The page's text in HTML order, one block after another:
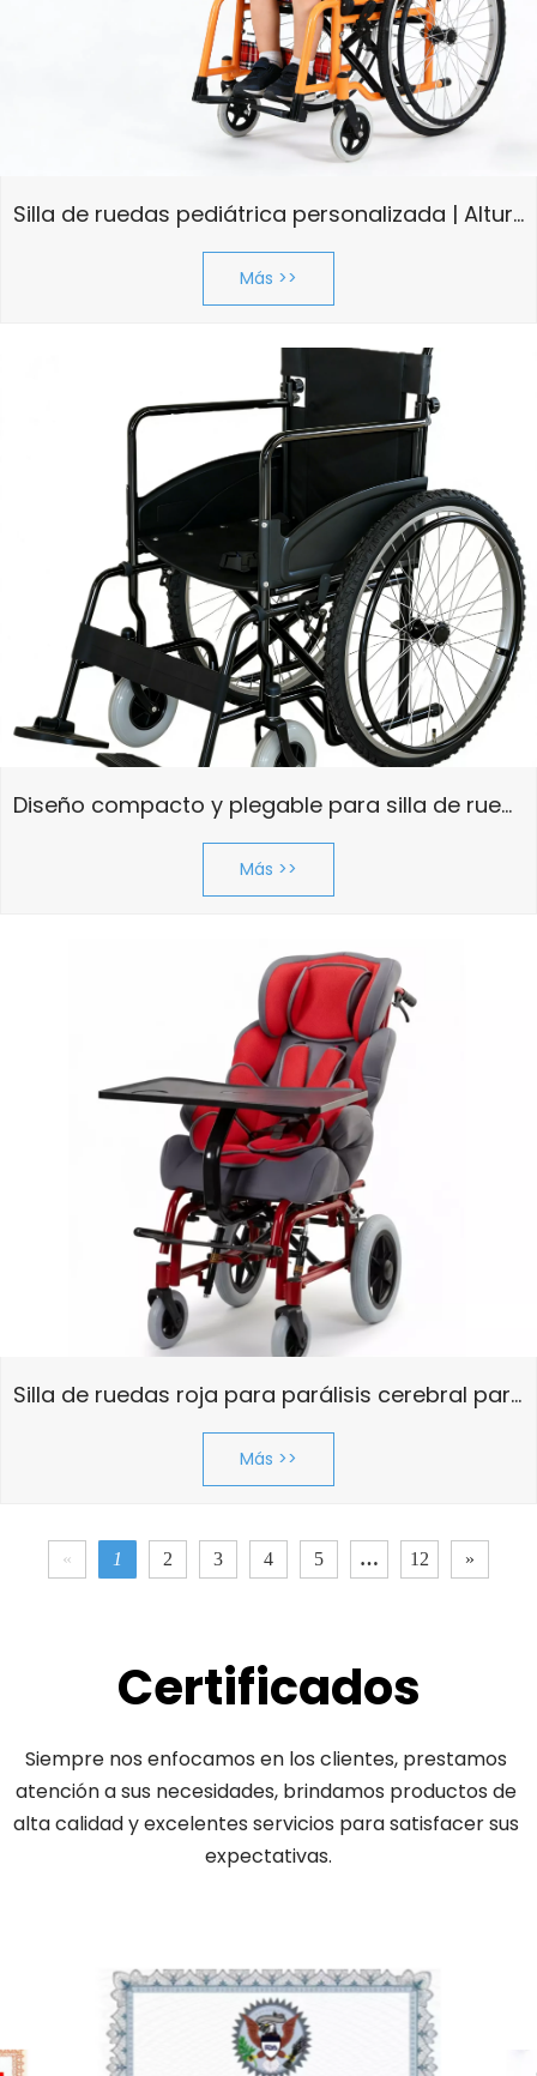
Silla de ruedas pediátrica personalizada | Altura ajustable y ancho del asiento personalizado
Más >>
Diseño compacto y plegable para silla de ruedas todoterreno, económica y económica | Fabricante rentable
Más >>
Silla de ruedas roja para parálisis cerebral para bebé
Más >>
« 1 2 3 4 5 … 12 »
Certificados
Siempre nos enfocamos en los clientes, prestamos
atención a sus necesidades, brindamos productos de
alta calidad y excelentes servicios para satisfacer sus
expectativas.